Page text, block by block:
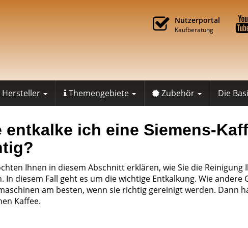
Nutzerportal
Kaufberatung
Hersteller Themengebiete Zubehör Die
entkalke ich eine Siemens-
Ihnen in diesem Abschnitt erklären, wie Sie die
In diesem Fall geht es um die wichtige Entkalkung. Wie
am besten, wenn sie richtig gereinigt werden. Dann
Kaffee.